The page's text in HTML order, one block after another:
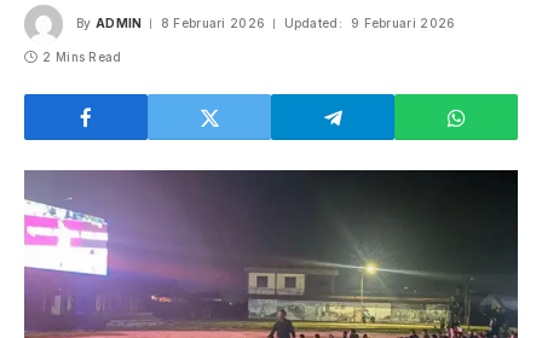
By ADMIN 8 Februari 2026 Updated: 9 Februari 2026
2 Mins Read